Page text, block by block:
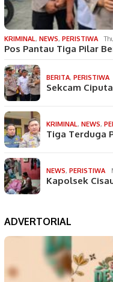
KRIMINAL, NEWS, PERISTIWA
Pos Pantau Tiga Pilar
BERITA, PERISTIWA
Sekcam
KRIMINAL, NEWS,
Tiga Terduga
NEWS, PERISTIWA
Kapolsek
ADVERTORIAL